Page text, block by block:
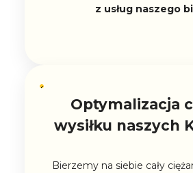
z usług naszego
Optymalizacja
wysiłku naszych
Bierzemy na siebie cały